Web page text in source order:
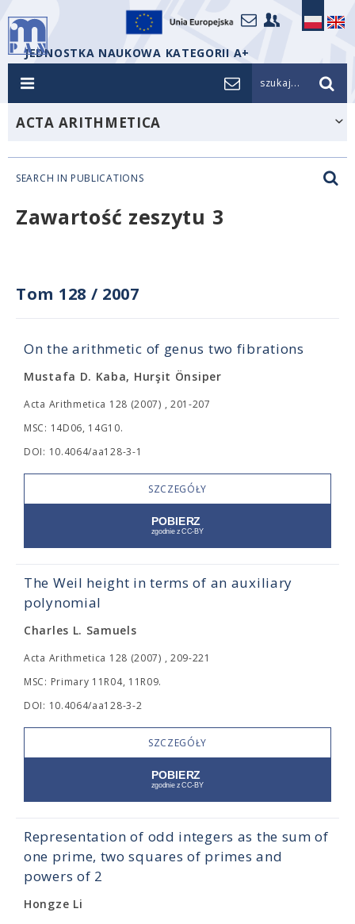
JEDNOSTKA NAUKOWA KATEGORII A+
szukaj...
ACTA ARITHMETICA
SEARCH IN PUBLICATIONS
Zawartość zeszytu 3
Tom 128 / 2007
On the arithmetic of genus two fibrations
Mustafa D. Kaba, Hurşit Önsiper
Acta Arithmetica 128 (2007) , 201-207
MSC: 14D06, 14G10.
DOI: 10.4064/aa128-3-1
SZCZEGÓŁY
The Weil height in terms of an auxiliary
polynomial
Charles L. Samuels
Acta Arithmetica 128 (2007) , 209-221
MSC: Primary 11R04, 11R09.
DOI: 10.4064/aa128-3-2
SZCZEGÓŁY
Representation of odd integers as the sum of
one prime, two squares of primes and
powers of 2
Hongze Li